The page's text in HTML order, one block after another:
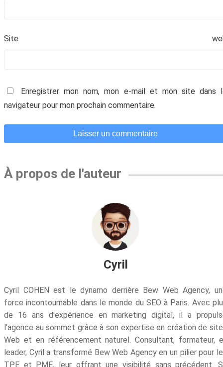
Site
Enregistrer mon nom, mon e-mail et mon site dans
navigateur pour mon prochain commentaire.
À propos de l'auteur
Cyril
Cyril COHEN est le dynamo derrière Bew Web Agency,
force incontournable dans le monde du SEO à Paris. Avec
de 16 ans d'expérience en marketing digital, il a
l'agence au sommet grâce à son expertise en création de
Web et en référencement naturel. Consultant, formateur,
leader, Cyril a transformé Bew Web Agency en un pilier pour
TPE et PME, leur offrant une visibilité sans précédent.